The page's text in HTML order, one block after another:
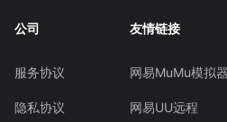
公司
服务协议
隐私协议
友情链接
网易MuMu模拟器
网易UU远程